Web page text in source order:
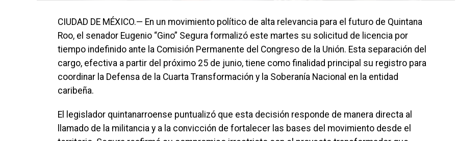
CIUDAD DE MÉXICO.— En un movimiento político de alta relevancia para el futuro de Quintana
Roo, el senador Eugenio “Gino” Segura formalizó este martes su solicitud de licencia por
tiempo indefinido ante la Comisión Permanente del Congreso de la Unión. Esta separación del
cargo, efectiva a partir del próximo 25 de junio, tiene como finalidad principal su registro para
coordinar la Defensa de la Cuarta Transformación y la Soberanía Nacional en la entidad
caribeña.
El legislador quintanarroense puntualizó que esta decisión responde de manera directa al
llamado de la militancia y a la convicción de fortalecer las bases del movimiento desde el